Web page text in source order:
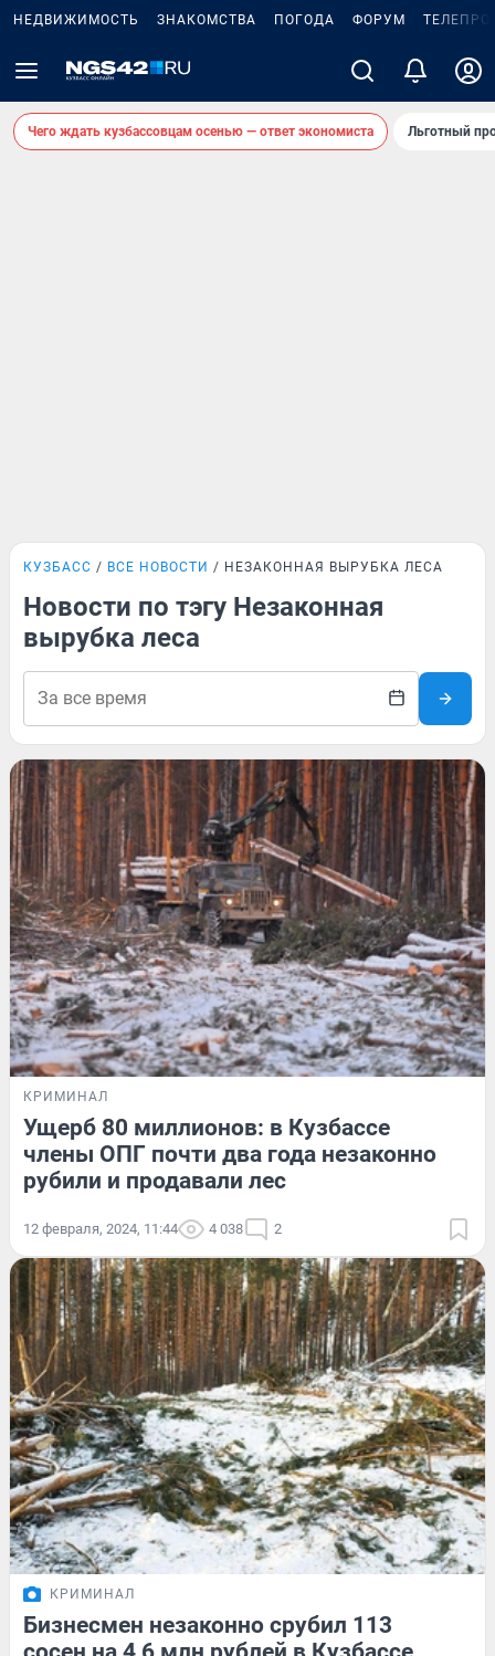
НЕДВИЖИМОСТЬ ЗНАКОМСТВА ПОГОДА ФОРУМ
Чего ждать кузбассовцам осенью — ответ экономиста Льготный
КУЗБАСС ВСЕ НОВОСТИ НЕЗАКОННАЯ ВЫРУБКА ЛЕСА
Новости по тэгу Незаконная
вырубка леса
КРИМИНАЛ
Ущерб 80 миллионов: в Кузбассе
члены ОПГ почти два года незаконно
рубили и продавали лес
12 февраля, 2024, 11:44 4 038 2
КРИМИНАЛ
Бизнесмен незаконно срубил 113